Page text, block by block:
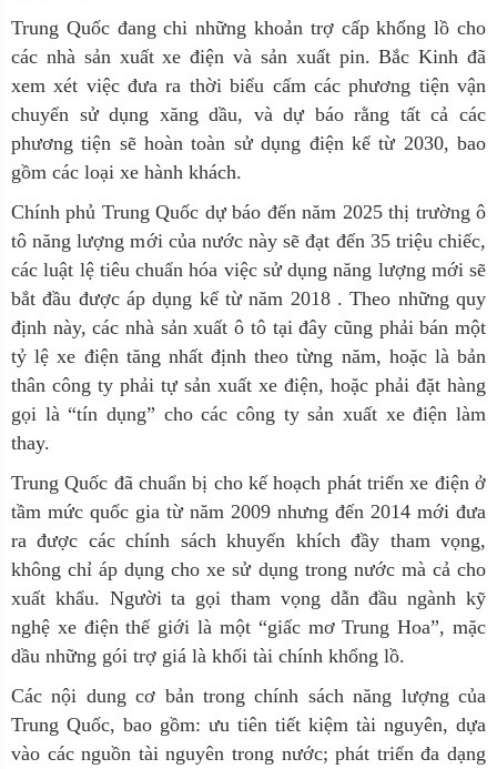
Trung Quốc đang chi những khoản trợ cấp khổng lồ cho
các nhà sản xuất xe điện và sản xuất pin. Bắc Kinh đã
xem xét việc đưa ra thời biểu cấm các phương tiện vận
chuyển sử dụng xăng dầu, và dự báo rằng tất cả các
phương tiện sẽ hoàn toàn sử dụng điện kể từ 2030, bao
gồm các loại xe hành khách.
Chính phủ Trung Quốc dự báo đến năm 2025 thị trường ô
tô năng lượng mới của nước này sẽ đạt đến 35 triệu chiếc,
các luật lệ tiêu chuẩn hóa việc sử dụng năng lượng mới sẽ
bắt đầu được áp dụng kể từ năm 2018 . Theo những quy
định này, các nhà sản xuất ô tô tại đây cũng phải bán một
tỷ lệ xe điện tăng nhất định theo từng năm, hoặc là bản
thân công ty phải tự sản xuất xe điện, hoặc phải đặt hàng
gọi là “tín dụng” cho các công ty sản xuất xe điện làm
thay.
Trung Quốc đã chuẩn bị cho kế hoạch phát triển xe điện ở
tầm mức quốc gia từ năm 2009 nhưng đến 2014 mới đưa
ra được các chính sách khuyến khích đầy tham vọng,
không chỉ áp dụng cho xe sử dụng trong nước mà cả cho
xuất khẩu. Người ta gọi tham vọng dẫn đầu ngành kỹ
nghệ xe điện thế giới là một “giấc mơ Trung Hoa”, mặc
dầu những gói trợ giá là khối tài chính khổng lồ.
Các nội dung cơ bản trong chính sách năng lượng của
Trung Quốc, bao gồm: ưu tiên tiết kiệm tài nguyên, dựa
vào các nguồn tài nguyên trong nước; phát triển đa dạng